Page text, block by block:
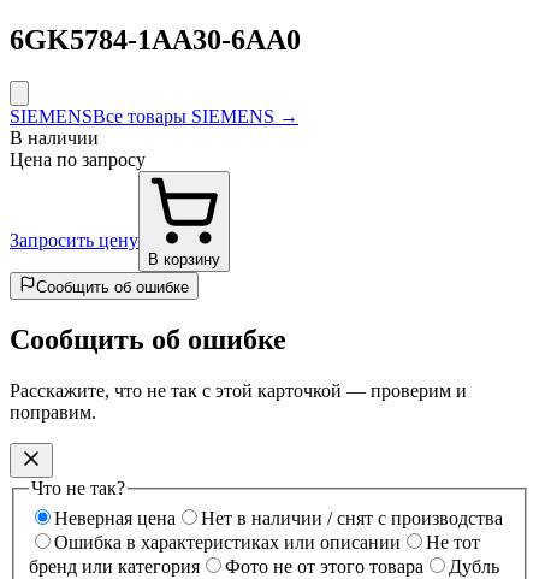
6GK5784-1AA30-6AA0
SIEMENSВсе товары SIEMENS →
В наличии
Цена по запросу
Запросить цену
В корзину
Сообщить об ошибке
Сообщить об ошибке
Расскажите, что не так с этой карточкой — проверим и
поправим.
Что не так?
Неверная цена
Нет в наличии / снят с производства
Ошибка в характеристиках или описании
Не тот
бренд или категория
Фото не от этого товара
Дубль